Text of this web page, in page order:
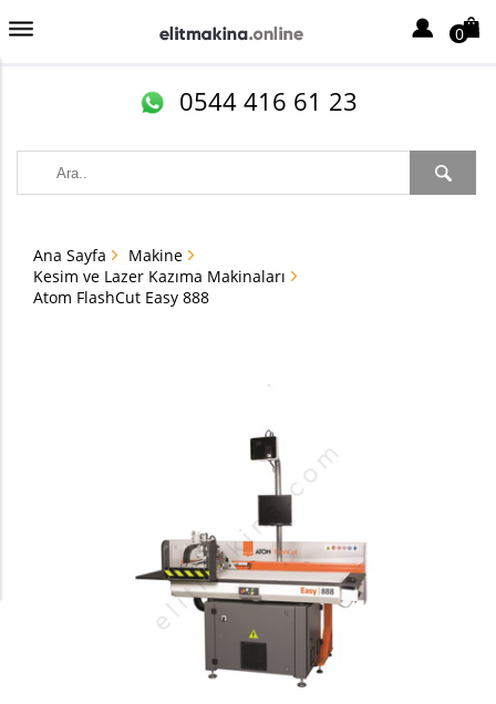
0
0544 416 61 23
Ana Sayfa
Makine
Kesim ve Lazer Kazıma Makinaları
Atom FlashCut Easy 888